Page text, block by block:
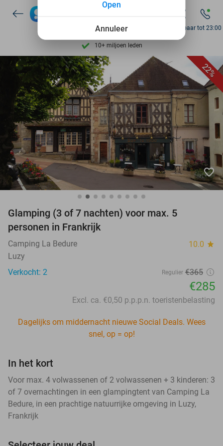
7 dagen per week beschikbaar
10+ miljoen leden
9,4 op basis van
Ontdek 15.000+ deals
7 dagen per week beschikbaar
10+ miljoen leden
Bereikbaar tot 23:00
22%
favorite_border
Glamping (3 of 7 nachten) voor max. 5
personen in Frankrijk
Camping La Bedure 10.0 star
Luzy
Verkocht: 2
Regulier €365
€285
Excl. ca. €0,50 p.p.p.n. toeristenbelasting
Dagelijks om middernacht nieuwe Social Deals. Wees
snel, op = op!
In het kort
Voor max. 4 volwassenen of 2 volwassenen + 3 kinderen: 3
of 7 overnachtingen in een glampingtent van Camping La
Bedure, in een prachtige natuurrijke omgeving in Luzy,
Frankrijk
Annuleer
Open